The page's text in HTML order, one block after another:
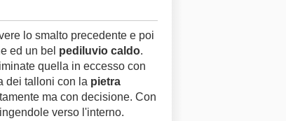
lo smalto precedente e poi
ed un bel pediluvio caldo.
quella in eccesso con
dei talloni con la pietra
ma con decisione. Con
verso l'interno.